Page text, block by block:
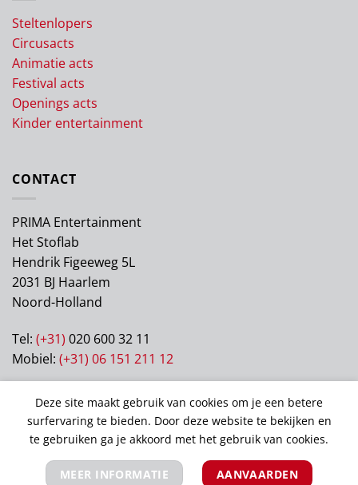
Steltenlopers
Circusacts
Animatie acts
Festival acts
Openings acts
Kinder entertainment
CONTACT
PRIMA Entertainment
Het Stoflab
Hendrik Figeeweg 5L
2031 BJ Haarlem
Noord-Holland
Tel: (+31) 020 600 32 11
Mobiel: (+31) 06 151 211 12
KVK: 63122405
BTW: NL003106199B70
Copyright 2026 © Prima Entertainment
Deze site maakt gebruik van cookies om je een betere
surfervaring te bieden. Door deze website te bekijken en
te gebruiken ga je akkoord met het gebruik van cookies.
MEER INFORMATIE AANVAARDEN